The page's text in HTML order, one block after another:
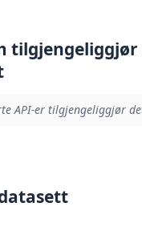
API-er tilgjengeliggjør